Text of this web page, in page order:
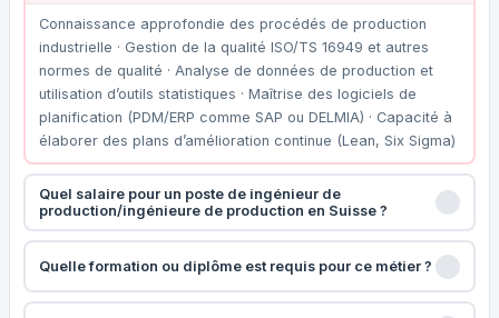
Connaissance approfondie des procédés de production
industrielle · Gestion de la qualité ISO/TS 16949 et autres
normes de qualité · Analyse de données de production et
utilisation d’outils statistiques · Maîtrise des logiciels de
planification (PDM/ERP comme SAP ou DELMIA) · Capacité à
élaborer des plans d’amélioration continue (Lean, Six Sigma)
Quel salaire pour un poste de ingénieur de
production/ingénieure de production en Suisse ?
Quelle formation ou diplôme est requis pour ce métier ?